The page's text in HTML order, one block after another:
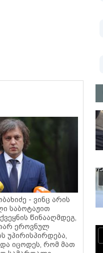
- ვინც არის
საბოტაჟით
წინააღმდეგ,
ეროვნულ
უპირისპირდება,
იცოდეს, რომ მათ